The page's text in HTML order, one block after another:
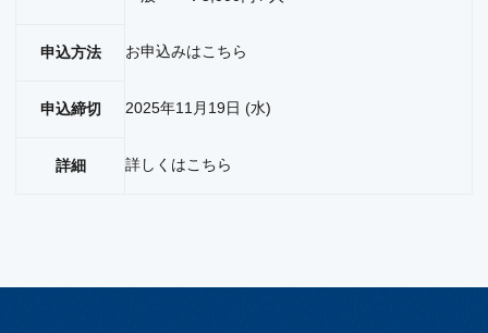
申込方法 お申込みはこちら
申込締切 2025年11月19日 (水)
詳細 詳しくはこちら